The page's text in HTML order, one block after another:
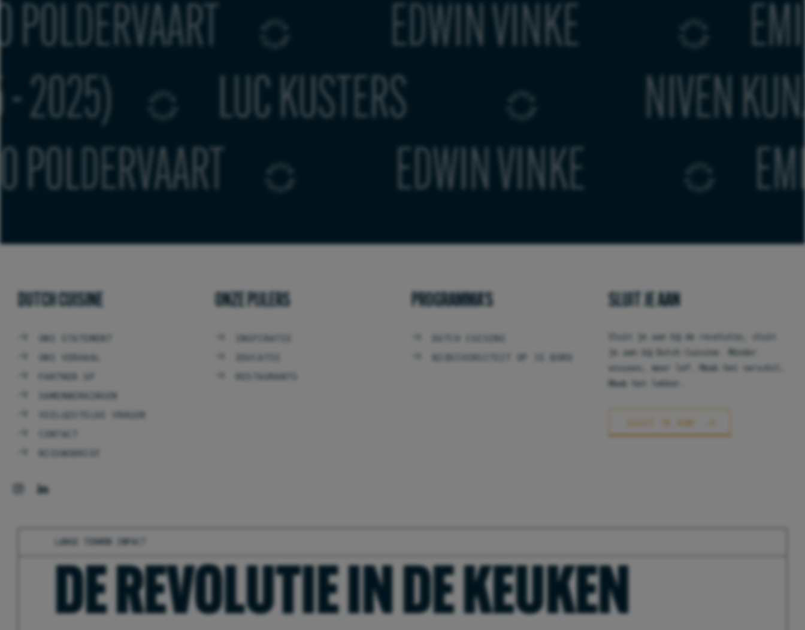
EMILE VAN
EDWIN VINKE
LUC KUSTERS
(1965 - 2025)
EMILE VAN
EDWIN VINKE
DUTCH CUISINE
ONS STATEMENT
ONS VERHAAL
PARTNER UP
SAMENWERKINGEN
VEELGESTELDE VRAGEN
CONTACT
NIEUWSBRIEF
ONZE PIJLERS
INSPIRATIE
RESTAURANTS
PROGRAMMA'S
DUTCH CUISINE
BIODIVERSITEIT OP JE BORD
SLUIT JE AAN
Sluit je aan bij de revolutie, sluit
je aan bij Dutch Cuisine. Minder
excuses, meer lef. Maak het verschil.
Maak het lekker.
SLUIT JE AAN
LANGE TERMIJN IMPACT
DE REVOLUTIE IN DE KEUKEN